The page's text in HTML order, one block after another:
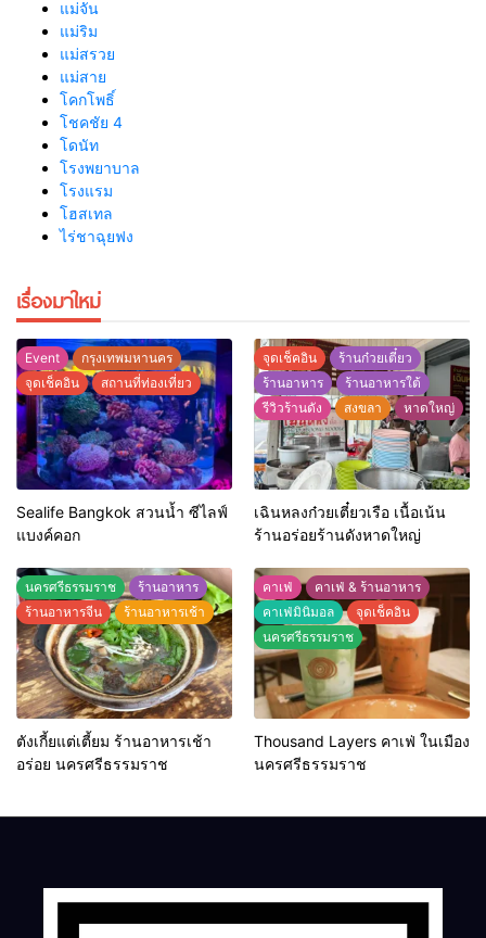
แม่จัน
แม่ริม
แม่สรวย
แม่สาย
โคกโพธิ์
โชคชัย 4
โดนัท
โรงพยาบาล
โรงแรม
โฮสเทล
ไร่ชาฉุยฟง
เรื่องมาใหม่
Event
กรุงเทพมหานคร
จุดเช็คอิน
สถานที่ท่องเที่ยว
Sealife Bangkok สวนน้ำ ซีไลฟ์
แบงค์คอก
จุดเช็คอิน
ร้านก๋วยเตี๋ยว
ร้านอาหาร
ร้านอาหารใต้
รีวิวร้านดัง
สงขลา หาดใหญ่
เฉินหลงก๋วยเตี๋ยวเรือ เนื้อเน้น
ร้านอร่อยร้านดังหาดใหญ่
นครศรีธรรมราช
ร้านอาหาร
ร้านอาหารจีน
ร้านอาหารเช้า
ตังเกี้ยแต่เตี้ยม ร้านอาหารเช้า
อร่อย นครศรีธรรมราช
คาเฟ่
คาเฟ่ & ร้านอาหาร
คาเฟ่มินิมอล
จุดเช็คอิน
นครศรีธรรมราช
Thousand Layers คาเฟ่ ในเมือง
นครศรีธรรมราช